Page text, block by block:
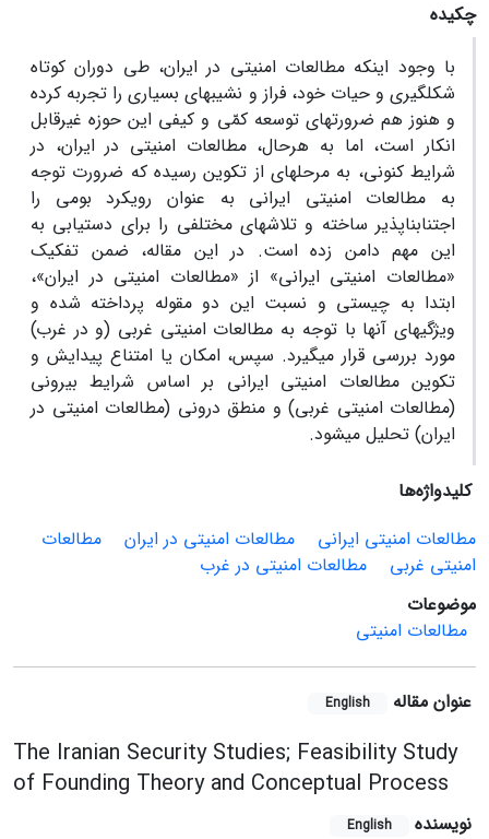
چکیده
با وجود اینکه مطالعات امنیتی در ایران، طی دوران کوتاه
شکل‏گیری و حیات خود، فراز و نشیب‏های بسیاری را تجربه کرده
و هنوز هم ضرورت‏های توسعه کمّی و کیفی این حوزه غیرقابل
انکار است، اما به هرحال، مطالعات امنیتی در ایران، در
شرایط کنونی، به مرحله‏ای از تکوین رسیده که ضرورت توجه
به مطالعات امنیتی ایرانی به عنوان رویکرد بومی را
اجتناب‏ناپذیر ساخته و تلاش‏های مختلفی را برای دست‏یابی به
این مهم دامن زده است. در این مقاله، ضمن تفکیک
«مطالعات امنیتی ایرانی» از «مطالعات امنیتی در ایران»،
ابتدا به چیستی و نسبت این دو مقوله پرداخته شده و
ویژگی‏های آنها با توجه به مطالعات امنیتی غربی (و در غرب)
مورد بررسی قرار می‏گیرد. سپس، امکان یا امتناع پیدایش و
تکوین مطالعات امنیتی ایرانی بر اساس شرایط بیرونی
(مطالعات امنیتی غربی) و منطق درونی (مطالعات امنیتی در
ایران) تحلیل می‏شود.
کلیدواژه‌ها
مطالعات امنیتی ایرانی
مطالعات امنیتی در ایران
مطالعات
امنیتی غربی
مطالعات امنیتی در غرب
موضوعات
مطالعات امنیتی
عنوان مقاله English
The Iranian Security Studies; Feasibility Study
of Founding Theory and Conceptual Process
نویسنده English